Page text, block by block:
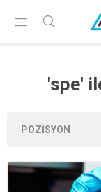
'spe'